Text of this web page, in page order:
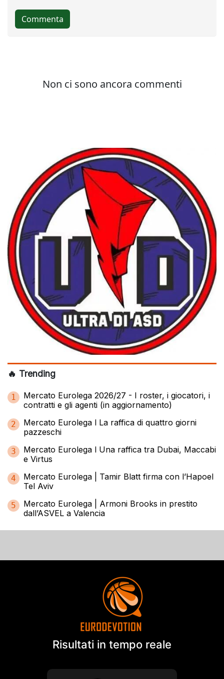
🔥 Trending
1
Mercato Eurolega 2026/27 - I roster, i giocatori, i
contratti e gli agenti (in aggiornamento)
2
Mercato Eurolega l La raffica di quattro giorni
pazzeschi
3
Mercato Eurolega l Una raffica tra Dubai, Maccabi
e Virtus
4
Mercato Eurolega | Tamir Blatt firma con l’Hapoel
Tel Aviv
5
Mercato Eurolega | Armoni Brooks in prestito
dall’ASVEL a Valencia
Risultati in tempo reale